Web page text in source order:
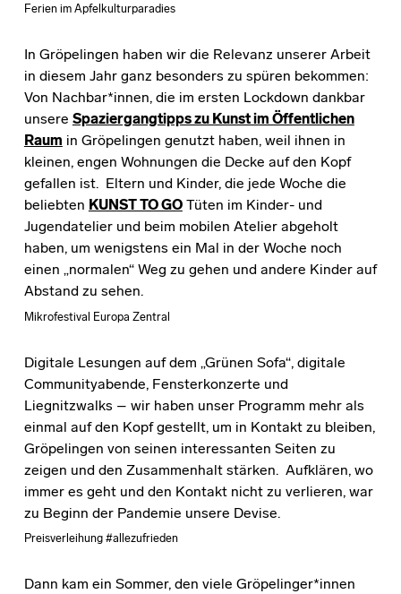
Ferien im Apfelkulturparadies
In Gröpelingen haben wir die Relevanz unserer Arbeit
in diesem Jahr ganz besonders zu spüren bekommen:
Von Nachbar*innen, die im ersten Lockdown dankbar
unsere Spaziergangtipps zu Kunst im Öffentlichen
Raum in Gröpelingen genutzt haben, weil ihnen in
kleinen, engen Wohnungen die Decke auf den Kopf
gefallen ist. Eltern und Kinder, die jede Woche die
beliebten KUNST TO GOTüten im Kinder- und
Jugendatelier und beim mobilen Atelier abgeholt
haben, um wenigstens ein Mal in der Woche noch
einen „normalen“ Weg zu gehen und andere Kinder auf
Abstand zu sehen.
Mikrofestival Europa Zentral
Digitale Lesungen auf dem „Grünen Sofa“, digitale
Communityabende, Fensterkonzerte und
Liegnitzwalks – wir haben unser Programm mehr als
einmal auf den Kopf gestellt, um in Kontakt zu bleiben,
Gröpelingen von seinen interessanten Seiten zu
zeigen und den Zusammenhalt stärken. Aufklären, wo
immer es geht und den Kontakt nicht zu verlieren, war
zu Beginn der Pandemie unsere Devise.
Preisverleihung #allezufrieden
Dann kam ein Sommer, den viele Gröpelinger*innen